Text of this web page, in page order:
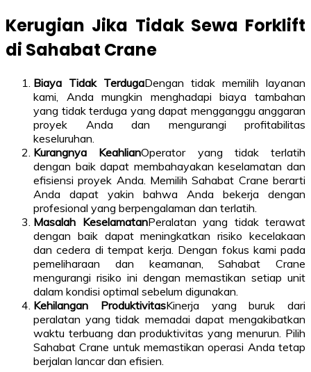
Kerugian Jika Tidak Sewa Forklift
di Sahabat Crane
Biaya Tidak TerdugaDengan tidak memilih layanan
kami, Anda mungkin menghadapi biaya tambahan
yang tidak terduga yang dapat mengganggu anggaran
proyek Anda dan mengurangi profitabilitas
keseluruhan.
Kurangnya KeahlianOperator yang tidak terlatih
dengan baik dapat membahayakan keselamatan dan
efisiensi proyek Anda. Memilih Sahabat Crane berarti
Anda dapat yakin bahwa Anda bekerja dengan
profesional yang berpengalaman dan terlatih.
Masalah KeselamatanPeralatan yang tidak terawat
dengan baik dapat meningkatkan risiko kecelakaan
dan cedera di tempat kerja. Dengan fokus kami pada
pemeliharaan dan keamanan, Sahabat Crane
mengurangi risiko ini dengan memastikan setiap unit
dalam kondisi optimal sebelum digunakan.
Kehilangan ProduktivitasKinerja yang buruk dari
peralatan yang tidak memadai dapat mengakibatkan
waktu terbuang dan produktivitas yang menurun. Pilih
Sahabat Crane untuk memastikan operasi Anda tetap
berjalan lancar dan efisien.